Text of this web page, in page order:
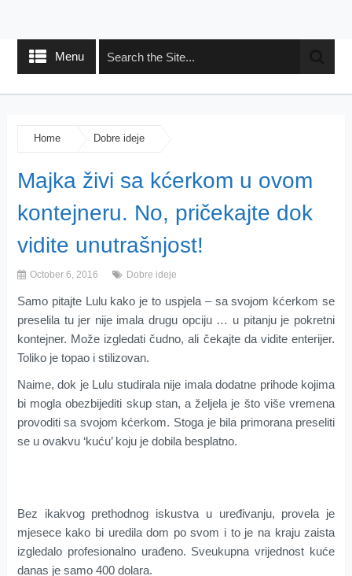
Menu
Home Dobre ideje
Majka živi sa kćerkom u ovom
kontejneru. No, pričekajte dok
vidite unutrašnjost!
October 6, 2016 Dobre ideje
Samo pitajte Lulu kako je to uspjela – sa svojom kćerkom se
preselila tu jer nije imala drugu opciju … u pitanju je pokretni
kontejner. Može izgledati čudno, ali čekajte da vidite enterijer.
Toliko je topao i stilizovan.
Naime, dok je Lulu studirala nije imala dodatne prihode kojima
bi mogla obezbijediti skup stan, a željela je što više vremena
provoditi sa svojom kćerkom. Stoga je bila primorana preseliti
se u ovakvu ‘kuću’ koju je dobila besplatno.
Bez ikakvog prethodnog iskustva u uređivanju, provela je
mjesece kako bi uredila dom po svom i to je na kraju zaista
izgledalo profesionalno urađeno. Sveukupna vrijednost kuće
danas je samo 400 dolara.